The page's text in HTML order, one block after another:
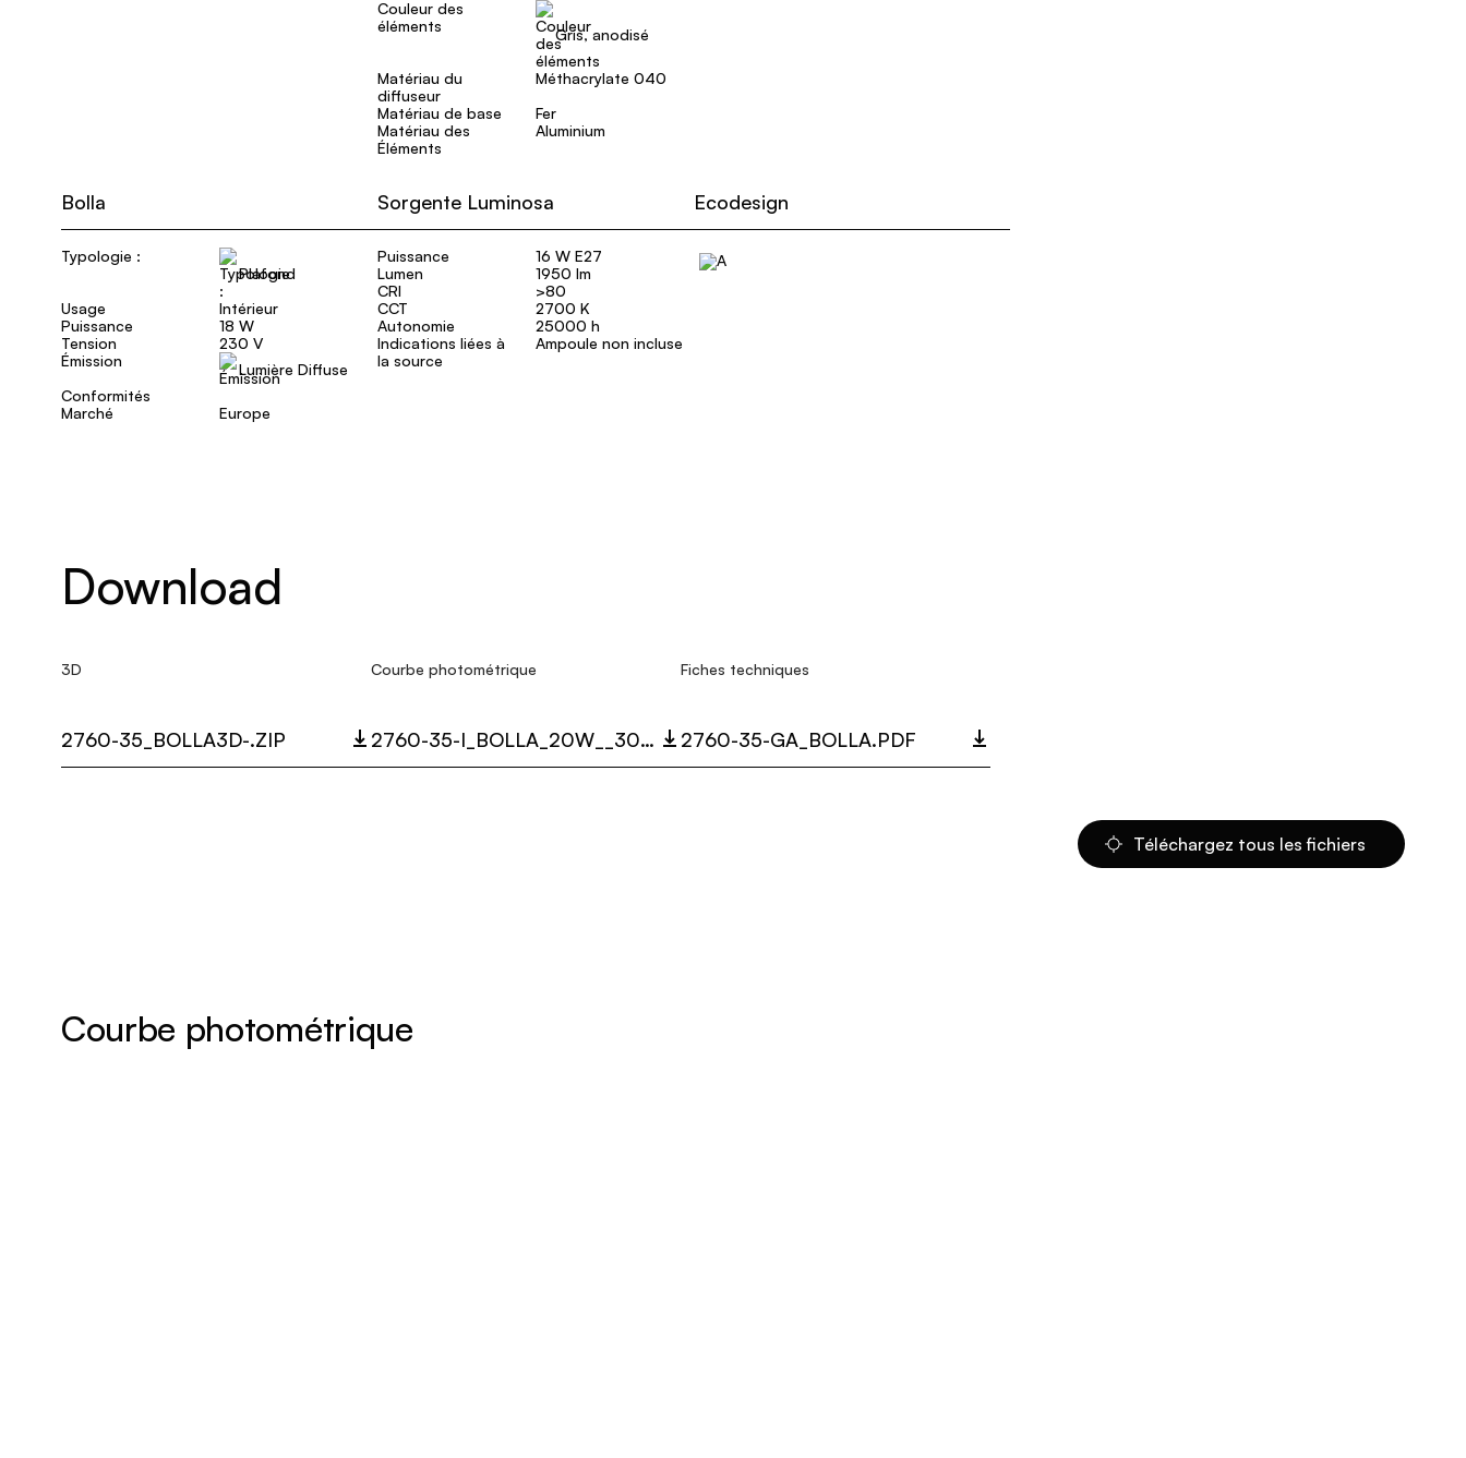
Couleur des
éléments
Gris, anodisé
Matériau du
diffuseur
Méthacrylate 040
Matériau de base
Fer
Matériau des
Éléments
Aluminium
Bolla
Typologie :
Plafond
Usage
Intérieur
Puissance
18 W
Tension
230 V
Émission
Lumière Diffuse
Conformités
Marché
Europe
Sorgente Luminosa
Puissance
16 W E27
Lumen
1950 lm
CRI
>80
CCT
2700 K
Autonomie
25000 h
Indications liées à
la source
Ampoule non incluse
Ecodesign
Download
3D
2760-35_BOLLA3D-.ZIP
Courbe photométrique
2760-35-I_BOLLA_20W__3000K_LC.ZIP
Fiches techniques
2760-35-GA_BOLLA.PDF
Téléchargez tous les fichiers
Courbe photométrique